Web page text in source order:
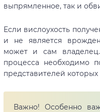
выпрямленное, так и
Если вислоухость
и не является
может и сам
процесса необходимо
представителей
Важно! Особенно